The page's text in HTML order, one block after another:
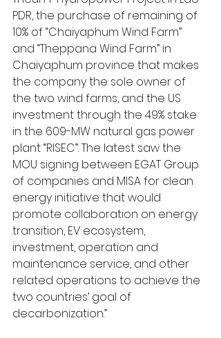
PDR, the purchase of remaining of
10% of “Chaiyaphum Wind Farm”
and “Theppana Wind Farm” in
Chaiyaphum province that makes
the company the sole owner of
the two wind farms, and the US
investment through the 49% stake
in the 609-MW natural gas power
plant “RISEC”. The latest saw the
MOU signing between EGAT Group
of companies and MISA for clean
energy initiative that would
promote collaboration on energy
transition, EV ecosystem,
investment, operation and
maintenance service, and other
related operations to achieve the
two countries’ goal of
decarbonization.”